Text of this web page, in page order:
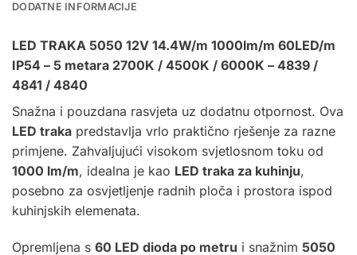
DODATNE INFORMACIJE
LED TRAKA 5050 12V 14.4W/m 1000lm/m 60LED/m
IP54 – 5 metara 2700K / 4500K / 6000K – 4839 /
4841 / 4840
Snažna i pouzdana rasvjeta uz dodatnu otpornost. Ova
LED traka predstavlja vrlo praktično rješenje za razne
primjene. Zahvaljujući visokom svjetlosnom toku od
1000 lm/m, idealna je kao LED traka za kuhinju,
posebno za osvjetljenje radnih ploča i prostora ispod
kuhinjskih elemenata.
Opremljena s 60 LED dioda po metru i snažnim 5050